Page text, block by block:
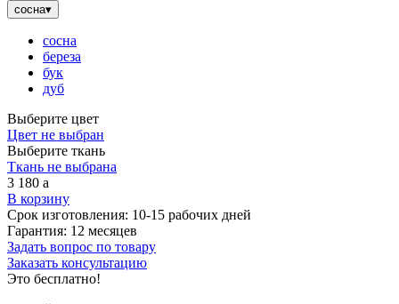
сосна▾
сосна
береза
бук
дуб
Выберите цвет
Цвет не выбран
Выберите ткань
Ткань не выбрана
3 180 a
В корзину
Срок изготовления: 10-15 рабочих дней
Гарантия: 12 месяцев
Задать вопрос по товару
Заказать консультацию
Это бесплатно!